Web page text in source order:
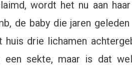
Thriller
A.W.
wordt het nu aan
de baby die jaren
huis drie lichamen
een sekte, maar is dat